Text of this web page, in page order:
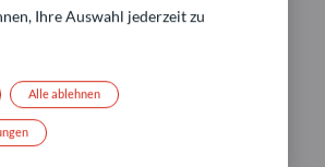
Ihre Auswahl jederzeit zu
Alle ablehnen